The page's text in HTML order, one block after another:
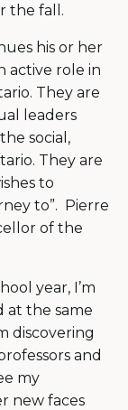
the fall.
his or her
active role in
They are
leaders
social,
They are
to
to”. Pierre
of the
year, I’m
at the same
discovering
and
my
new faces